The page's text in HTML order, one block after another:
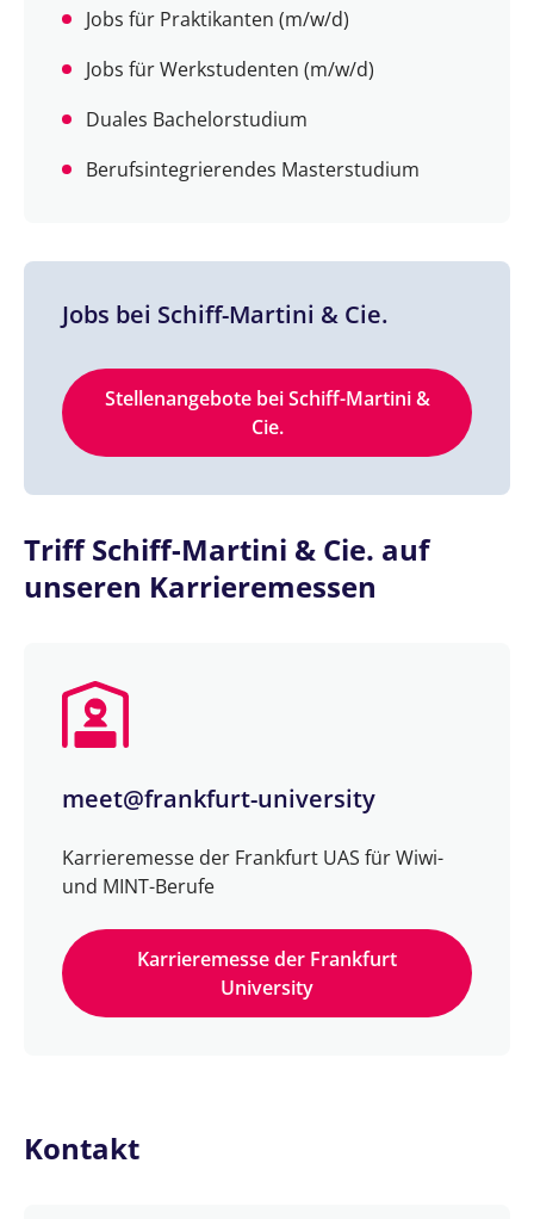
Jobs für Praktikanten (m/w/d)
Jobs für Werkstudenten (m/w/d)
Duales Bachelorstudium
Berufsintegrierendes Masterstudium
Jobs bei Schiff-Martini & Cie.
Stellenangebote bei Schiff-Martini &
Cie.
Triff Schiff-Martini & Cie. auf
unseren Karrieremessen
meet@frankfurt-university
Karrieremesse der Frankfurt UAS für Wiwi-
und MINT-Berufe
Karrieremesse der Frankfurt
University
Kontakt